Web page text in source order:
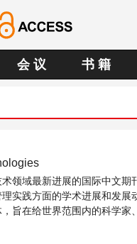
会 议 书 籍
领域最新进展的国际中文
实践方面的学术进展和发
旨在给世界范围内的科学家
平台。